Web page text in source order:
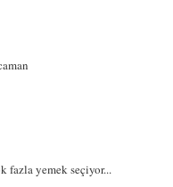
fazla yemek seçiyor...